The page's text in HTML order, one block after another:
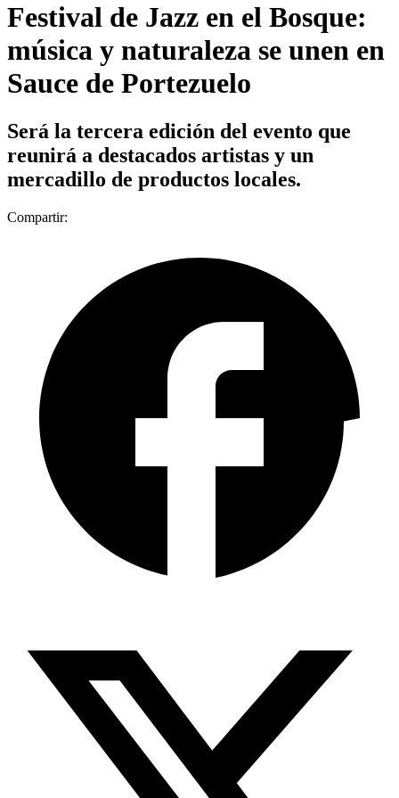
Festival de Jazz en el Bosque:
música y naturaleza se unen en
Sauce de Portezuelo
Será la tercera edición del evento que
reunirá a destacados artistas y un
mercadillo de productos locales.
Compartir: